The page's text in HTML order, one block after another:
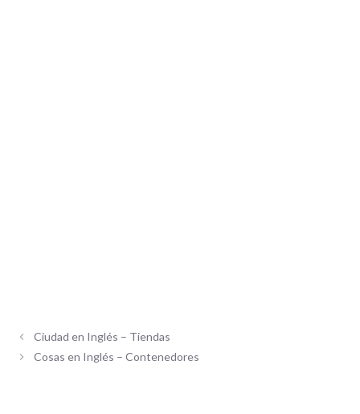
Ciudad en Inglés – Tiendas
Cosas en Inglés – Contenedores